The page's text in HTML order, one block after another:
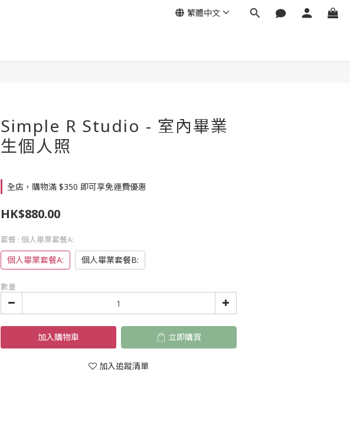
繁體中文
Simple R Studio - 室內畢業
生個人照
全店，購物滿 $350 即可享免運費優惠
HK$880.00
套餐 : 個人畢業套餐A:
個人畢業套餐A: 個人畢業套餐B:
數量
加入購物車 立即購買
加入追蹤清單